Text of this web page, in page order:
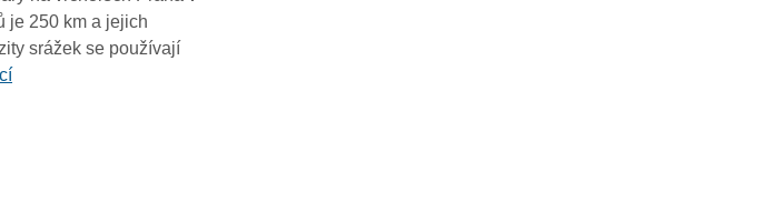
09:00
08:50
08:40
je 250 km a jejich
srážek se používají